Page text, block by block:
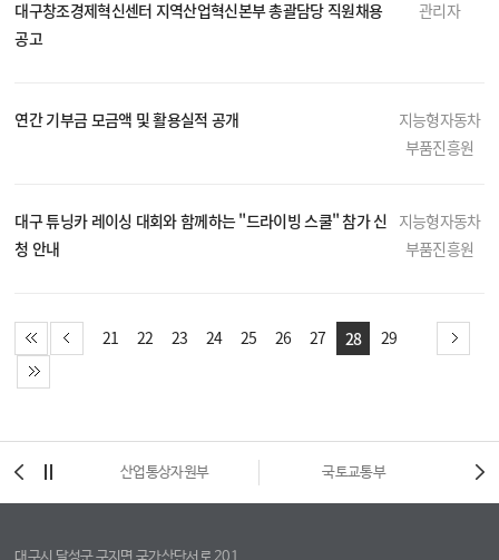
대구창조경제혁신센터 지역산업혁신본부 총괄담당 직원채용
공고
관리자
연간 기부금 모금액 및 활용실적 공개
지능형자동차
부품진흥원
대구 튜닝카 레이싱 대회와 함께하는 "드라이빙 스쿨" 참가 신
청 안내
지능형자동차
부품진흥원
21 22 23 24 25 26 27 28 29
산업통상자원부 국토교통부